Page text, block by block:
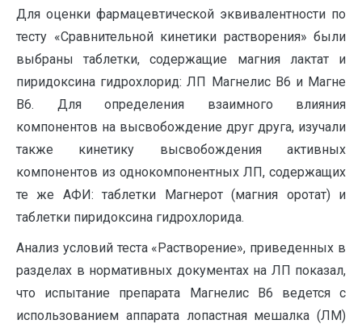
Для оценки фармацевтической эквивалентности по
тесту «Сравнительной кинетики растворения» были
выбраны таблетки, содержащие магния лактат и
пиридоксина гидрохлорид: ЛП Магнелис В6 и Магне
В6. Для определения взаимного влияния
компонентов на высвобождение друг друга, изучали
также кинетику высвобождения активных
компонентов из однокомпонентных ЛП, содержащих
те же АФИ: таблетки Магнерот (магния оротат) и
таблетки пиридоксина гидрохлорида.
Анализ условий теста «Растворение», приведенных в
разделах в нормативных документах на ЛП показал,
что испытание препарата Магнелис В6 ведется с
использованием аппарата лопастная мешалка (ЛМ)